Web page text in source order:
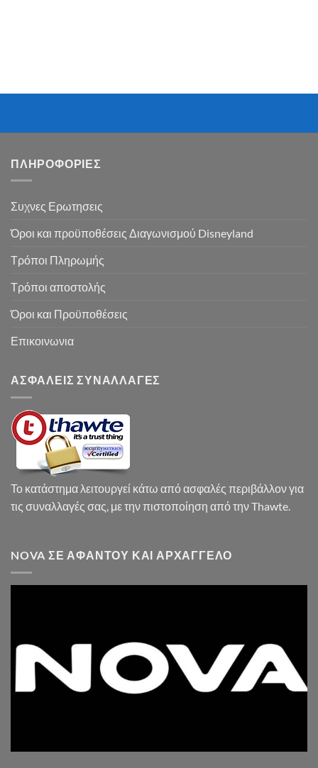
ΠΛΗΡΟΦΟΡΙΕΣ
Συχνες Ερωτησεις
Όροι και προϋποθέσεις Διαγωνισμού Disneyland
Τρόποι Πληρωμής
Τρόποι αποστολής
Όροι και Προϋποθέσεις
Επικοινωνια
ΑΣΦΑΛΕΙΣ ΣΥΝΑΛΛΑΓΕΣ
Το κατάστημα λειτουργεί κάτω από ασφαλές περιβάλλον για
τις συναλλαγές σας, με την πιστοποίηση από την Thawte.
NOVA ΣΕ ΑΦΆΝΤΟΥ ΚΑΙ ΑΡΧΆΓΓΕΛΟ